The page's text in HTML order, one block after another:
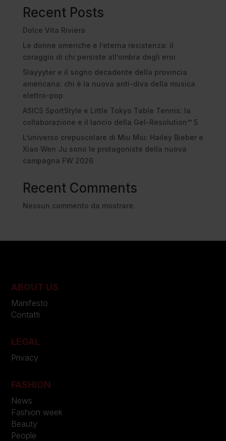
Recent Posts
Dolce Vita Riviera
Le donne omeriche e l’eterna resistenza: il
coraggio di chi persiste all’ombra degli eroi
Slayyyter e il sogno decadente della provincia
americana: chi è la nuova anti-diva della musica
elettro-pop
ASICS SportStyle e Little Tokyo Table Tennis: la
collaborazione e il lancio della Gel-Resolution™ 5
L’universo crepuscolare di Miu Miu: Hailey Bieber e
Xiao Wen Ju sono le protagoniste della nuova
campagna FW 2026
Recent Comments
Nessun commento da mostrare.
ABOUT US
Manifesto
Contatti
LEGAL
Privacy
FASHION
News
Fashion week
Beauty
People